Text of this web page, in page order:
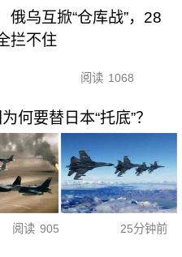
俄乌互掀“仓库战”，28
拦不住
阅读 1068
何要替日本“托底”？
阅读 905 25分钟前